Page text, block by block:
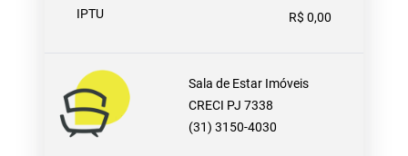
IPTU
R$ 0,00
Sala de Estar Imóveis
CRECI PJ 7338
(31) 3150-4030